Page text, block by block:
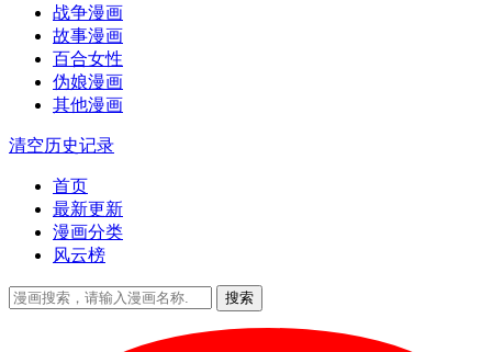
战争漫画
故事漫画
百合女性
伪娘漫画
其他漫画
清空历史记录
首页
最新更新
漫画分类
风云榜